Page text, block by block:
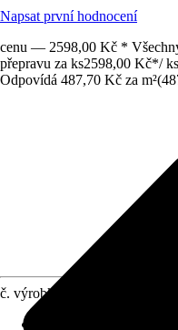
Napsat první hodnocení
cenu — 2598,00 Kč *
přepravu za ks2598,00 Kč*/ ks
Odpovídá 487,70 Kč za m²(
č. výrobku